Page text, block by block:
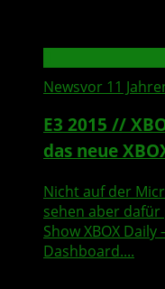
Newsvor 11
E3 2015 //
das neue
Nicht auf der
sehen aber
Show XBOX Daily
Dashboard....